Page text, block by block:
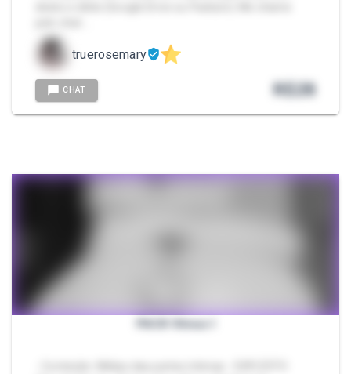
truerosemary
CHAT R$28
PACK Vênus I